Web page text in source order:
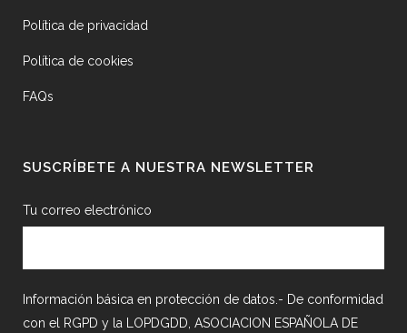
Política de privacidad
Política de cookies
FAQs
SUSCRÍBETE A NUESTRA NEWSLETTER
Tu correo electrónico
Información básica en protección de datos.- De conformidad
con el RGPD y la LOPDGDD, ASOCIACION ESPAÑOLA DE